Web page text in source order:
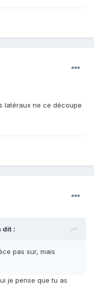
latéraux ne ce découpe
dit :
pas sur, mais
je pense que tu as